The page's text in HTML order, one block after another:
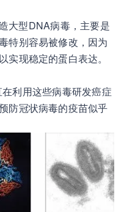
大型DNA病毒，主要是
特别容易被修改，因为
现稳定的蛋白表达。
利用这些病毒研发癌症
防冠状病毒的疫苗似乎